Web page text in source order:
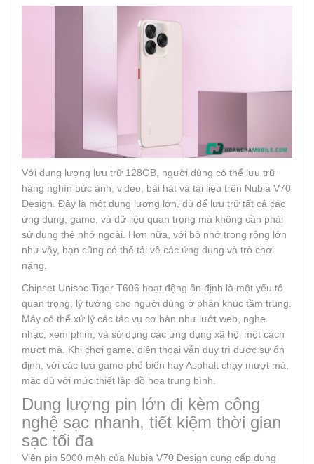
Với dung lượng lưu trữ 128GB, người dùng có thể lưu trữ
hàng nghìn bức ảnh, video, bài hát và tài liệu trên Nubia V70
Design. Đây là một dung lượng lớn, đủ để lưu trữ tất cả các
ứng dụng, game, và dữ liệu quan trọng mà không cần phải
sử dụng thẻ nhớ ngoài. Hơn nữa, với bộ nhớ trong rộng lớn
như vậy, bạn cũng có thể tải về các ứng dụng và trò chơi
nặng.
Chipset Unisoc Tiger T606 hoạt động ổn định là một yếu tố
quan trọng, lý tưởng cho người dùng ở phân khúc tầm trung.
Máy có thể xử lý các tác vụ cơ bản như lướt web, nghe
nhạc, xem phim, và sử dụng các ứng dụng xã hội một cách
mượt mà. Khi chơi game, điện thoại vẫn duy trì được sự ổn
định, với các tựa game phổ biến hay Asphalt chạy mượt mà,
mặc dù với mức thiết lập đồ họa trung bình.
Dung lượng pin lớn đi kèm công
nghệ sạc nhanh, tiết kiệm thời gian
sạc tối đa
Viên pin 5000 mAh của Nubia V70 Design cung cấp dung